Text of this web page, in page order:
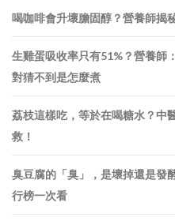
喝咖啡會升壞膽固醇？營養師揭
生雞蛋吸收率只有51%？營養師
對猜不到是怎麼煮
荔枝這樣吃，等於在喝糖水？中
救！
臭豆腐的「臭」，是壞掉還是發
行榜一次看